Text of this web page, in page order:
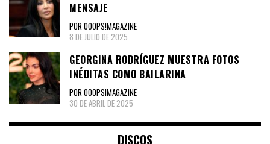
MENSAJE
POR OOOPS!MAGAZINE
8 DE JULIO DE 2025
GEORGINA RODRÍGUEZ MUESTRA FOTOS
INÉDITAS COMO BAILARINA
POR OOOPS!MAGAZINE
30 DE ABRIL DE 2025
DISCOS